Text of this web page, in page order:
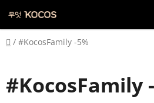
na
obsah
Domov
/ #KocosFamily -5%
#KocosFamily